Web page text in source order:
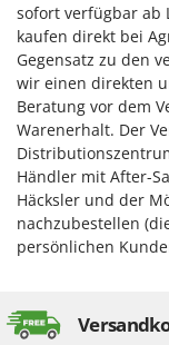
sofort verfügbar ab
kaufen direkt bei
Gegensatz zu den
wir einen direkten
Beratung vor dem
Warenerhalt. Der
Händler mit After-
Häcksler und der
nachzubestellen
persönlichen